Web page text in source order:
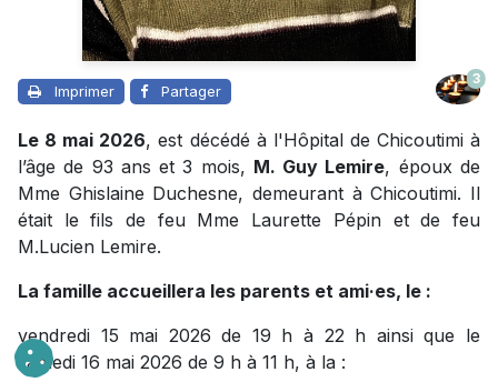
Imprimer Partager
3
Le 8 mai 2026, est décédé à l'Hôpital de Chicoutimi à
l’âge de 93 ans et 3 mois, M. Guy Lemire, époux de
Mme Ghislaine Duchesne, demeurant à Chicoutimi. Il
était le fils de feu Mme Laurette Pépin et de feu
M.Lucien Lemire.
La famille accueillera les parents et ami·es, le :
vendredi 15 mai 2026 de 19 h à 22 h ainsi que le
samedi 16 mai 2026 de 9 h à 11 h, à la :